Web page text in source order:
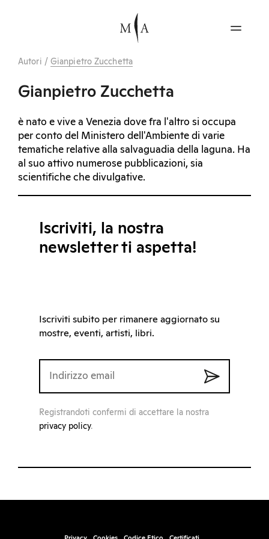
Autori / Gianpietro Zucchetta
Gianpietro Zucchetta
è nato e vive a Venezia dove fra l'altro si occupa
per conto del Ministero dell'Ambiente di varie
tematiche relative alla salvaguadia della laguna. Ha
al suo attivo numerose pubblicazioni, sia
scientifiche che divulgative.
Iscriviti, la nostra
newsletter ti aspetta!
Iscriviti subito per rimanere aggiornato su
mostre, eventi, artisti, libri.
Registrandoti confermi di accettare la nostra
privacy policy.